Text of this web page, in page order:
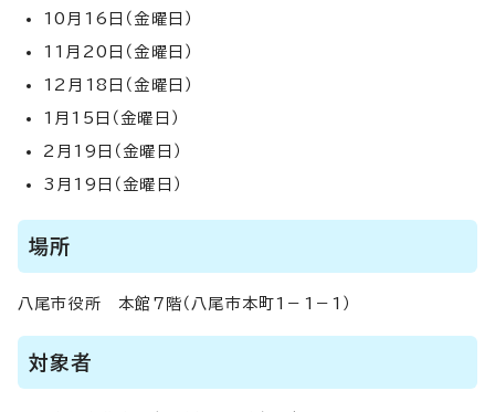
10月16日（金曜日）
11月20日（金曜日）
12月18日（金曜日）
1月15日（金曜日）
2月19日（金曜日）
3月19日（金曜日）
場所
八尾市役所 本館7階（八尾市本町1－1－1）
対象者